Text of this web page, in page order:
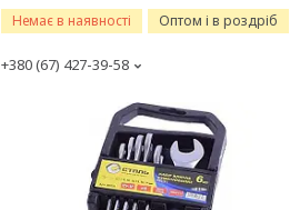
Немає в наявності Оптом і в роздріб
+380 (67) 427-39-58